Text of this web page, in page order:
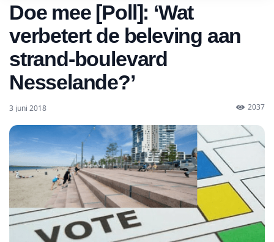
Doe mee [Poll]: ‘Wat
verbetert de beleving aan
strand-boulevard
Nesselande?’
3 juni 2018 2037